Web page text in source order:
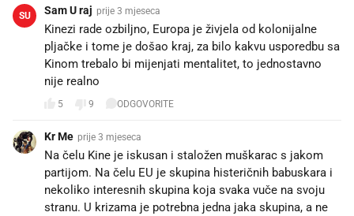
SU Sam U raj prije 3 mjeseca
Kinezi rade ozbiljno, Europa je živjela od kolonijalne
pljačke i tome je došao kraj, za bilo kakvu usporedbu sa
Kinom trebalo bi mijenjati mentalitet, to jednostavno
nije realno
5 9 ODGOVORITE
Kr Me prije 3 mjeseca
Na čelu Kine je iskusan i staložen muškarac s jakom
partijom. Na čelu EU je skupina histeričnih babuskara i
nekoliko interesnih skupina koja svaka vuče na svoju
stranu. U krizama je potrebna jedna jaka skupina, a ne